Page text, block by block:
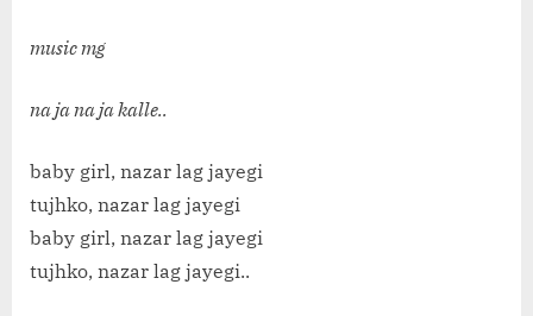
music mg
na ja na ja kalle..
baby girl, nazar lag jayegi
tujhko, nazar lag jayegi
baby girl, nazar lag jayegi
tujhko, nazar lag jayegi..